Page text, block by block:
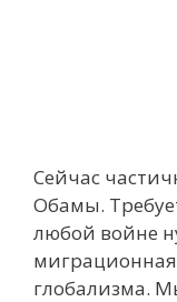
Сейчас
Обамы.
любой войне
глобализма.